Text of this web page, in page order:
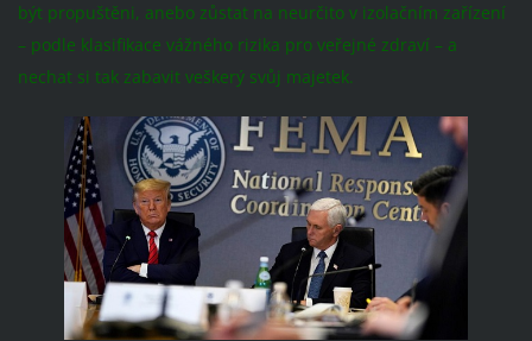
být propuštěni, anebo zůstat na neurčito v izolačním zařízení
– podle klasifikace vážného rizika pro veřejné zdraví – a
nechat si tak zabavit veškerý svůj majetek.